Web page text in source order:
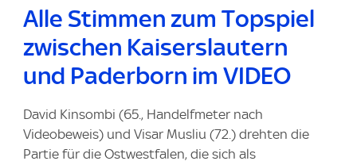
Alle Stimmen zum Topspiel
zwischen Kaiserslautern
und Paderborn im VIDEO
David Kinsombi (65., Handelfmeter nach
Videobeweis) und Visar Musliu (72.) drehten die
Partie für die Ostwestfalen, die sich als